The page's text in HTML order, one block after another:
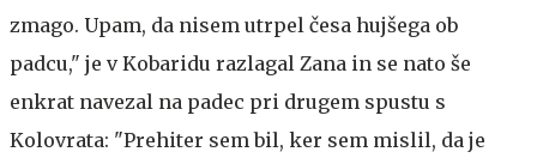
zmago. Upam, da nisem utrpel česa hujšega ob
padcu," je v Kobaridu razlagal Zana in se nato še
enkrat navezal na padec pri drugem spustu s
Kolovrata: "Prehiter sem bil, ker sem mislil, da je